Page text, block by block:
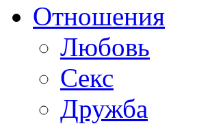
Отношения
Любовь
Секс
Дружба